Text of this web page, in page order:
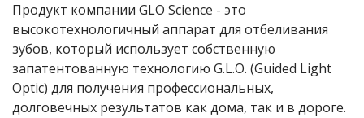
Продукт компании GLO Science - это
высокотехнологичный аппарат для отбеливания
зубов, который использует собственную
запатентованную технологию G.L.O. (Guided Light
Optic) для получения профессиональных,
долговечных результатов как дома, так и в дороге.